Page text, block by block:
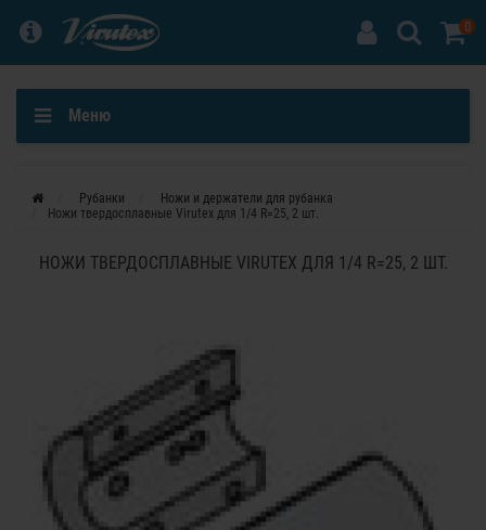
0
Меню
Рубанки
Ножи и держатели для рубанка
Ножи твердосплавные Virutex для 1/4 R=25, 2 шт.
НОЖИ ТВЕРДОСПЛАВНЫЕ VIRUTEX ДЛЯ 1/4 R=25, 2 ШТ.